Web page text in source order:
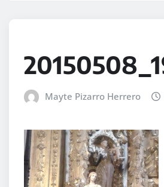
Mayte Pizarro Herrero